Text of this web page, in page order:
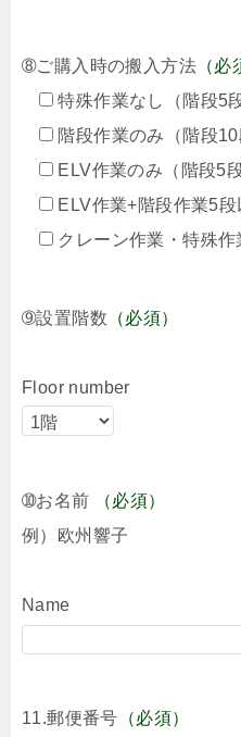
➇ご購入時の搬入方法 （必
特殊作業なし（階段5
階段作業のみ（階段10
ELV作業のみ（階段5
ELV作業+階段作業5段
クレーン作業・特殊作
➈設置階数 （必須）
Floor number
➉お名前
（必須）
例）欧州響子
Name
11.郵便番号 （必須）